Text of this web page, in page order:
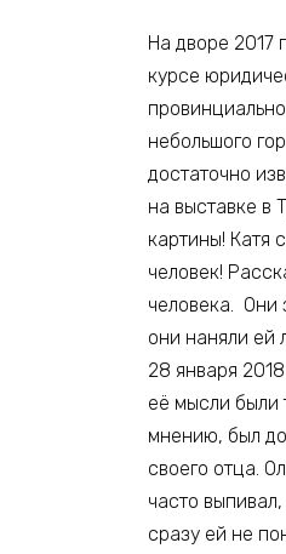
На дворе 2017
курсе
небольшого
достаточно
на выставке в
картины! Катя
человек!
человека. Они
они наняли ей
28 января
её мысли были
мнению, был
своего отца.
часто
сразу ей не